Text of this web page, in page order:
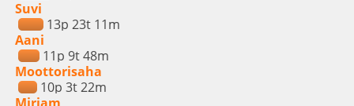
Suvi
13p 23t 11m
Aani
11p 9t 48m
Moottorisaha
10p 3t 22m